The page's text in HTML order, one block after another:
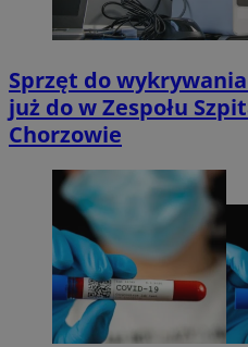
Sprzęt do
już do w Zespołu
Chorzowie